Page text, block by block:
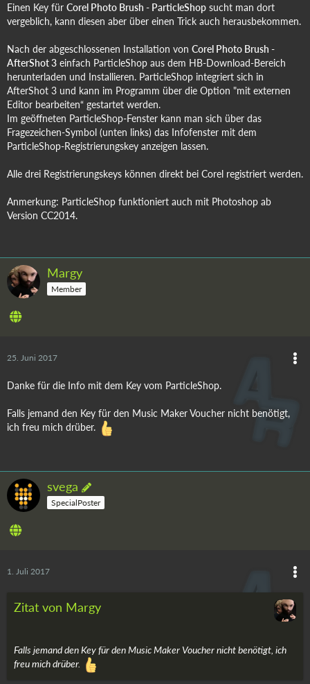
Einen Key für Corel Photo Brush - ParticleShop sucht man dort
vergeblich, kann diesen aber über einen Trick auch herausbekommen.
Nach der abgeschlossenen Installation von Corel Photo Brush -
AfterShot 3 einfach ParticleShop aus dem HB-Download-Bereich
herunterladen und Installieren. ParticleShop integriert sich in
AfterShot 3 und kann im Programm über die Option "mit externen
Editor bearbeiten“ gestartet werden.
Im geöffneten ParticleShop-Fenster kann man sich über das
Fragezeichen-Symbol (unten links) das Infofenster mit dem
ParticleShop-Registrierungskey anzeigen lassen.
Alle drei Registrierungskeys können direkt bei Corel registriert werden.
Anmerkung: ParticleShop funktioniert auch mit Photoshop ab
Version CC2014.
Margy
Member
25. Juni 2017
Danke für die Info mit dem Key vom ParticleShop.
Falls jemand den Key für den Music Maker Voucher nicht benötigt,
ich freu mich drüber.
svega
SpecialPoster
1. Juli 2017
Zitat von Margy
Falls jemand den Key für den Music Maker Voucher nicht benötigt, ich
freu mich drüber.